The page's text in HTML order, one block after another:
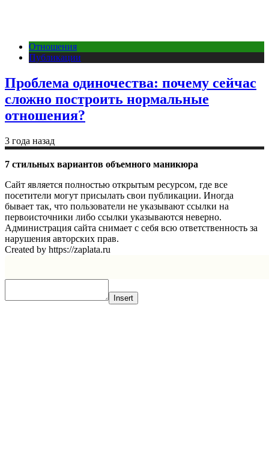
Отношения
Публикации
Проблема одиночества: почему сейчас
сложно построить нормальные
отношения?
3 года назад
7 стильных вариантов объемного маникюра
Сайт является полностью открытым ресурсом, где все
посетители могут присылать свои публикации. Иногда
бывает так, что пользователи не указывают ссылки на
первоисточники либо ссылки указываются неверно.
Администрация сайта снимает с себя всю ответственность за
нарушения авторских прав.
Created by https://zaplata.ru
Insert